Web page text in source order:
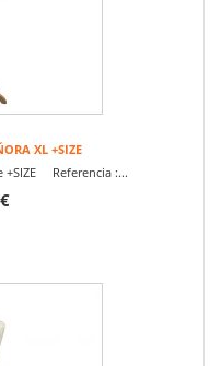
XL +SIZE
+SIZE Referencia :...